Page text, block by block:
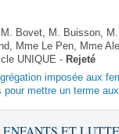
Bovet, M. Buisson,
Mme Le Pen, Mme
UNIQUE - Rejeté
imposée aux
pour mettre un terme
ENFANTS ET